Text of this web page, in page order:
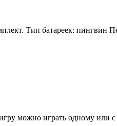
Тип батареек:
можно играть одному или